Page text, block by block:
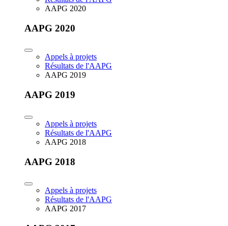
AAPG 2020
AAPG 2020
Appels à projets
Résultats de l'AAPG
AAPG 2019
AAPG 2019
Appels à projets
Résultats de l'AAPG
AAPG 2018
AAPG 2018
Appels à projets
Résultats de l'AAPG
AAPG 2017